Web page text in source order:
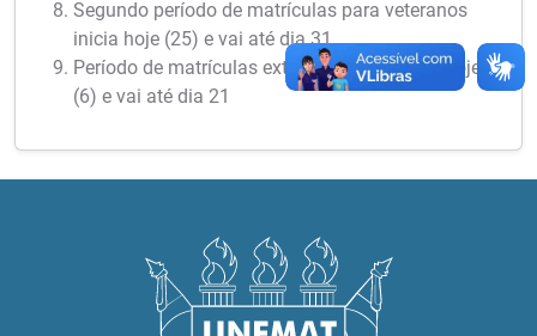
Segundo período de matrículas para veteranos
inicia hoje (25) e vai até dia 31
Período de matrículas extraordinárias inicia hoje
(6) e vai até dia 21